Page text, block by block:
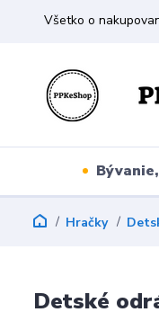
Všetko o
Hračky
Detské